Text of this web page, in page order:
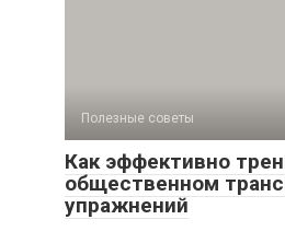
Полезные советы
Как эффективно
общественном
упражнений